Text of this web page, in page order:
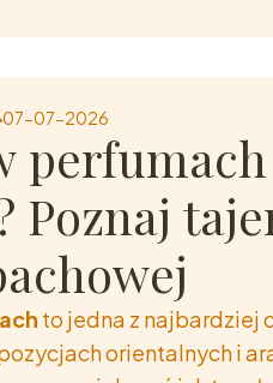
07-07-2026
Poznaj
to jedna z najbardziej
orientalnych i